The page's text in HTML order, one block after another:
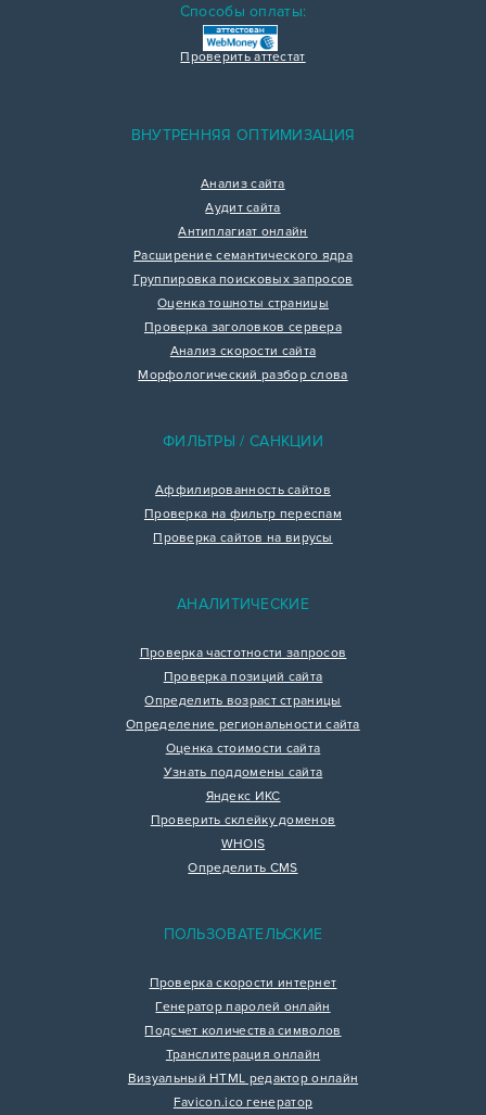
Способы оплаты:
Проверить аттестат
ВНУТРЕННЯЯ ОПТИМИЗАЦИЯ
Анализ сайта
Аудит сайта
Антиплагиат онлайн
Расширение семантического ядра
Группировка поисковых запросов
Оценка тошноты страницы
Проверка заголовков сервера
Анализ скорости сайта
Морфологический разбор слова
ФИЛЬТРЫ / САНКЦИИ
Аффилированность сайтов
Проверка на фильтр переспам
Проверка сайтов на вирусы
АНАЛИТИЧЕСКИЕ
Проверка частотности запросов
Проверка позиций сайта
Определить возраст страницы
Определение региональности сайта
Оценка стоимости сайта
Узнать поддомены сайта
Яндекс ИКС
Проверить склейку доменов
WHOIS
Определить CMS
ПОЛЬЗОВАТЕЛЬСКИЕ
Проверка скорости интернет
Генератор паролей онлайн
Подсчет количества символов
Транслитерация онлайн
Визуальный HTML редактор онлайн
Favicon.ico генератор